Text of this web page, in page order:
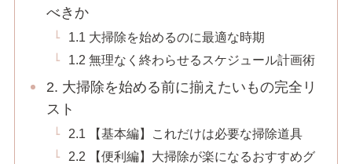
べきか
1.1 大掃除を始めるのに最適な時期
1.2 無理なく終わらせるスケジュール計画術
2. 大掃除を始める前に揃えたいもの完全リ
スト
2.1 【基本編】これだけは必要な掃除道具
2.2 【便利編】大掃除が楽になるおすすめグ